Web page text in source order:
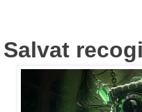
Salvat